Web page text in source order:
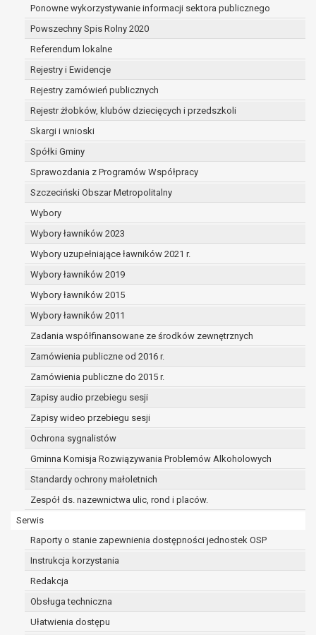
Ponowne wykorzystywanie informacji sektora publicznego
Powszechny Spis Rolny 2020
Referendum lokalne
Rejestry i Ewidencje
Rejestry zamówień publicznych
Rejestr żłobków, klubów dziecięcych i przedszkoli
Skargi i wnioski
Spółki Gminy
Sprawozdania z Programów Współpracy
Szczeciński Obszar Metropolitalny
Wybory
Wybory ławników 2023
Wybory uzupełniające ławników 2021 r.
Wybory ławników 2019
Wybory ławników 2015
Wybory ławników 2011
Zadania współfinansowane ze środków zewnętrznych
Zamówienia publiczne od 2016 r.
Zamówienia publiczne do 2015 r.
Zapisy audio przebiegu sesji
Zapisy wideo przebiegu sesji
Ochrona sygnalistów
Gminna Komisja Rozwiązywania Problemów Alkoholowych
Standardy ochrony małoletnich
Zespół ds. nazewnictwa ulic, rond i placów.
Serwis
Raporty o stanie zapewnienia dostępności jednostek OSP
Instrukcja korzystania
Redakcja
Obsługa techniczna
Ułatwienia dostępu
dane są nieprawidłowe lub
niekompletne;
prawo do żądania usunięcia danych
osobowych (tzw. prawo do bycia
zapomnianym) na podstawie art. 17 RODO,
w przypadku gdy:
dane nie są już niezbędne do celów,
dla których były zebrane lub w inny
sprzeciw wobec przetwarzania
danych osobowych,
osoba, której dane dotyczą wycofała
osobowych, która jest podstawą
przetwarzania danych i nie ma innej
podstawy prawnej przetwarzania
danych,
dane osobowe przetwarzane są
niezgodnie z prawem,
dane osobowe muszą być usunięte w
celu wywiązania się z obowiązku
wynikającego z przepisów prawa;
prawo do żądania ograniczenia
przetwarzania danych osobowych na
podstawie art. 18 RODO, w przypadku gdy:
osoba, której dane dotyczą
kwestionuje prawidłowość danych
osobowych – na okres pozwalający
administratorowi sprawdzić
prawidłowość tych danych,
przetwarzanie danych jest niezgodne
z prawem, a osoba, której dane
danych, żądając w zamian ich
ograniczenia,
administrator nie potrzebuje już
której dane dotyczą, potrzebuje ich do
ustalenia, obrony lub dochodzenia
roszczeń,